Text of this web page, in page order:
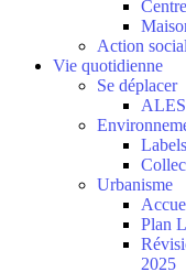
Action
Vie quotidienne
Se déplacer
Labels
Urbanisme
Plan
2025